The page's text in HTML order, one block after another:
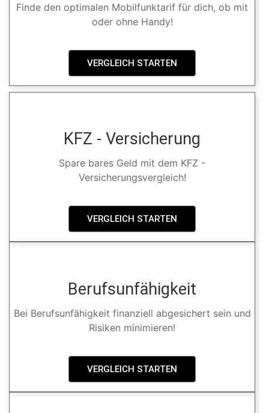
Finde den optimalen Mobilfunktarif für dich, ob mit
oder ohne Handy!
VERGLEICH STARTEN
KFZ - Versicherung
Spare bares Geld mit dem KFZ -
Versicherungsvergleich!
VERGLEICH STARTEN
Berufsunfähigkeit
Bei Berufsunfähigkeit finanziell abgesichert sein und
Risiken minimieren!
VERGLEICH STARTEN